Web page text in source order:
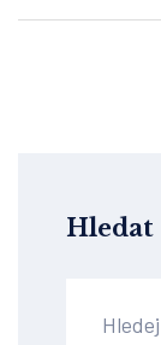
působit
Hledat